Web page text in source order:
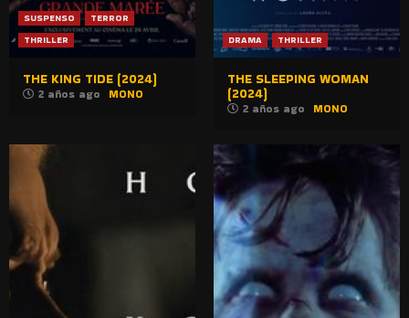
SUSPENSO
TERROR
THRILLER
THE KING TIDE (2024)
2 años ago MONO
DRAMA THRILLER
THE SLEEPING WOMAN
(2024)
2 años ago MONO